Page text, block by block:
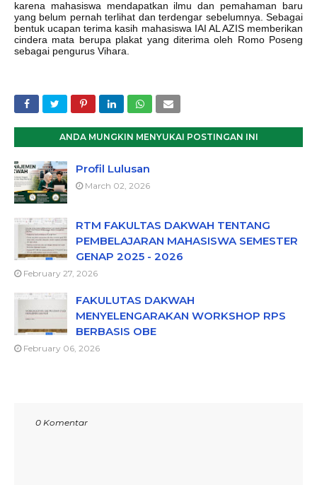
karena mahasiswa mendapatkan ilmu dan pemahaman baru
yang belum pernah terlihat dan terdengar sebelumnya. Sebagai
bentuk ucapan terima kasih mahasiswa IAI AL AZIS memberikan
cindera mata berupa plakat yang diterima oleh Romo Poseng
sebagai pengurus Vihara.
ANDA MUNGKIN MENYUKAI POSTINGAN INI
Profil Lulusan
March 02, 2026
RTM FAKULTAS DAKWAH TENTANG
PEMBELAJARAN MAHASISWA SEMESTER
GENAP 2025 - 2026
February 27, 2026
FAKULUTAS DAKWAH
MENYELENGARAKAN WORKSHOP RPS
BERBASIS OBE
February 06, 2026
0 Komentar